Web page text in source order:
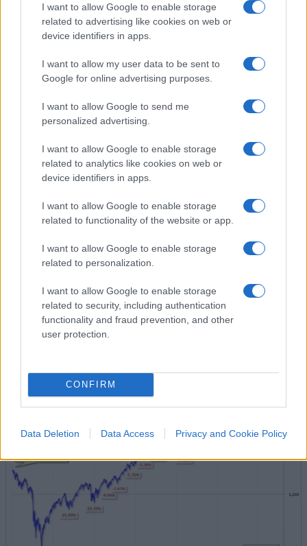
I want to allow Google to enable storage
related to advertising like cookies on web or
device identifiers in apps.
I want to allow my user data to be sent to
Google for online advertising purposes.
I want to allow Google to send me
personalized advertising.
I want to allow Google to enable storage
related to analytics like cookies on web or
device identifiers in apps.
I want to allow Google to enable storage
related to functionality of the website or app.
I want to allow Google to enable storage
related to personalization.
I want to allow Google to enable storage
related to security, including authentication
functionality and fraud prevention, and other
user protection.
CONFIRM
Data Deletion Data Access Privacy and Cookie Policy
incontrare perturbazioni.
sicuramente incontrerò ilPonte diBrooklino
fotografia…
Come dice @CharlieBilello la volatilità è il prezzo
https://compoundadvisors.com/2020/the-price-of-
admission
Non posso avere questo (
dall’Ottobre 2007, quindi entrando prima del
crollo dovuto ai mutuisubprimee al crack
LehmanBrothers ).